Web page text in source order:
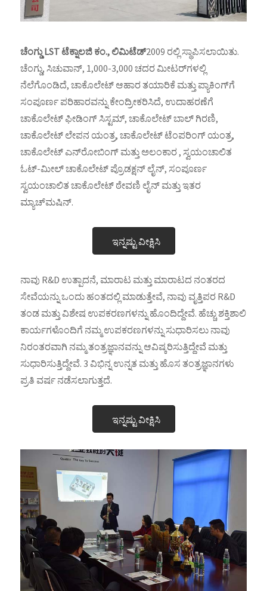
ಚೆಂಗ್ಡು LST ಟೆಕ್ನಾಲಜಿ ಕಂ., ಲಿಮಿಟೆಡ್2009 ರಲ್ಲಿ ಸ್ಥಾಪಿಸಲಾಯಿತು.
ಚೆಂಗ್ಡು, ಸಿಚುವಾನ್, 1,000-3,000 ಚದರ ಮೀಟರ್‌ಗಳಲ್ಲಿ
ನೆಲೆಗೊಂಡಿದೆ, ಚಾಕೊಲೇಟ್ ಆಹಾರ ತಯಾರಿಕೆ ಮತ್ತು ಪ್ಯಾಕಿಂಗ್‌ಗೆ
ಸಂಪೂರ್ಣ ಪರಿಹಾರವನ್ನು ಕೇಂದ್ರೀಕರಿಸಿದೆ, ಉದಾಹರಣೆಗೆ
ಚಾಕೊಲೇಟ್ ಫೀಡಿಂಗ್ ಸಿಸ್ಟಮ್, ಚಾಕೊಲೇಟ್ ಬಾಲ್ ಗಿರಣಿ,
ಚಾಕೊಲೇಟ್ ಲೇಪನ ಯಂತ್ರ, ಚಾಕೊಲೇಟ್ ಟೆಂಪರಿಂಗ್ ಯಂತ್ರ,
ಚಾಕೊಲೇಟ್ ಎನ್‌ರೋಬಿಂಗ್ ಮತ್ತು ಅಲಂಕಾರ , ಸ್ವಯಂಚಾಲಿತ
ಓಟ್-ಮೀಲ್ ಚಾಕೊಲೇಟ್ ಪ್ರೊಡಕ್ಷನ್ ಲೈನ್, ಸಂಪೂರ್ಣ
ಸ್ವಯಂಚಾಲಿತ ಚಾಕೊಲೇಟ್ ಠೇವಣಿ ಲೈನ್ ಮತ್ತು ಇತರ
ಮ್ಯಾಚ್‌ಮಷಿನ್.
ಇನ್ನಷ್ಟು ವೀಕ್ಷಿಸಿ
ನಾವು R&D ಉತ್ಪಾದನೆ, ಮಾರಾಟ ಮತ್ತು ಮಾರಾಟದ ನಂತರದ
ಸೇವೆಯನ್ನು ಒಂದು ಹಂತದಲ್ಲಿ ಮಾಡುತ್ತೇವೆ, ನಾವು ವೃತ್ತಿಪರ R&D
ತಂಡ ಮತ್ತು ವಿಶೇಷ ಉಪಕರಣಗಳನ್ನು ಹೊಂದಿದ್ದೇವೆ. ಹೆಚ್ಚು ಶಕ್ತಿಶಾಲಿ
ಕಾರ್ಯಗಳೊಂದಿಗೆ ನಮ್ಮ ಉಪಕರಣಗಳನ್ನು ಸುಧಾರಿಸಲು ನಾವು
ನಿರಂತರವಾಗಿ ನಮ್ಮ ತಂತ್ರಜ್ಞಾನವನ್ನು ಆವಿಷ್ಕರಿಸುತ್ತಿದ್ದೇವೆ ಮತ್ತು
ಸುಧಾರಿಸುತ್ತಿದ್ದೇವೆ. 3 ವಿಭಿನ್ನ ಉನ್ನತ ಮತ್ತು ಹೊಸ ತಂತ್ರಜ್ಞಾನಗಳು
ಪ್ರತಿ ವರ್ಷ ನಡೆಸಲಾಗುತ್ತದೆ.
ಇನ್ನಷ್ಟು ವೀಕ್ಷಿಸಿ